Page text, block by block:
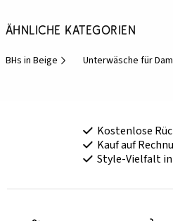
Ähnliche Kategorien
BHs in Beige Unterwäsche für
Kostenlose
Kauf auf
Style-Vielfalt